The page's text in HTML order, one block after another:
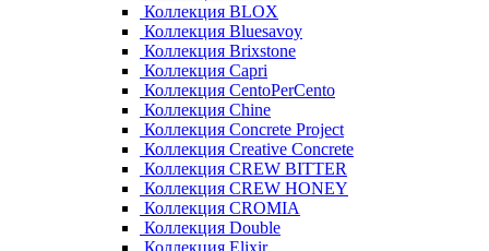
Коллекция BLOX
Коллекция Bluesavoy
Коллекция Brixstone
Коллекция Capri
Коллекция CentoPerCento
Коллекция Chine
Коллекция Concrete Project
Коллекция Creative Concrete
Коллекция CREW BITTER
Коллекция CREW HONEY
Коллекция CROMIA
Коллекция Double
Коллекция Elixir